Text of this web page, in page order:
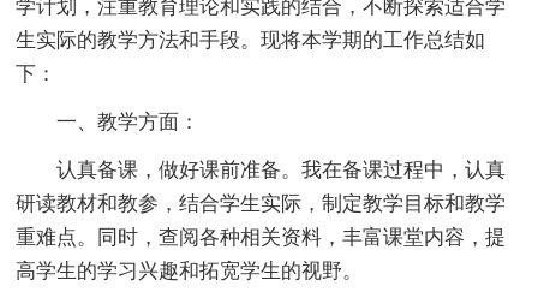
学计划，注重教育理论和实践的结合，不断探索适合学
生实际的教学方法和手段。现将本学期的工作总结如
下：
一、教学方面：
认真备课，做好课前准备。我在备课过程中，认真
研读教材和教参，结合学生实际，制定教学目标和教学
重难点。同时，查阅各种相关资料，丰富课堂内容，提
高学生的学习兴趣和拓宽学生的视野。